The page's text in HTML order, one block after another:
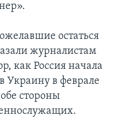
остаться
журналистам
как Россия начала
Украину в феврале
стороны